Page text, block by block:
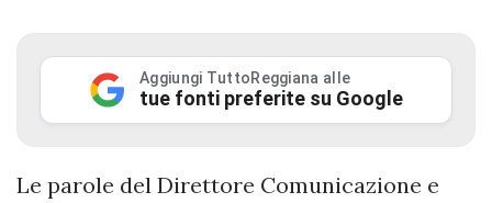
Aggiungi TuttoReggiana alle
tue fonti preferite su Google
Le parole del Direttore Comunicazione e